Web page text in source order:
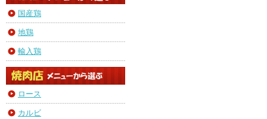
国産鶏
地鶏
輸入鶏
ロース
カルビ